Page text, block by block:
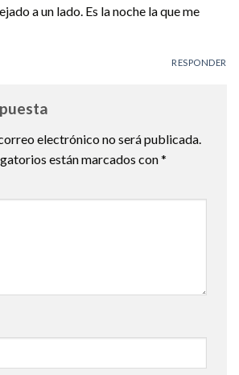
a un lado. Es la noche la que me
RESPONDER
electrónico no será publicada.
están marcados con*